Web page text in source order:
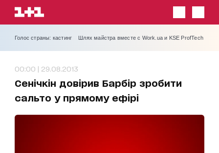
Голос страны: кастинг Шлях майстра вместе с Work.ua и KSE ProfTech
00:00 | 29.08.2013
Сенічкін довірив Барбір зробити
сальто у прямому ефірі